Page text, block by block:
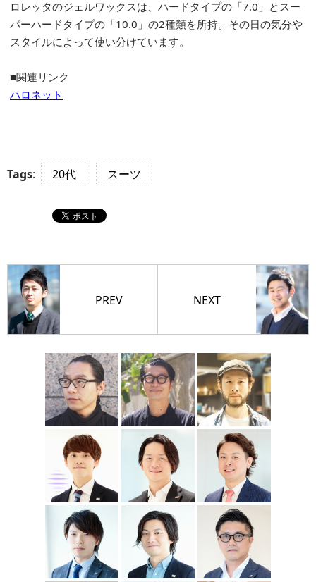
ロレッタのジェルワックスは、ハードタイプの「7.0」とスー
パーハードタイプの「10.0」の2種類を所持。その日の気分や
スタイルによって使い分けています。
■関連リンク
ハロネット
Tags: 20代 スーツ
PREV NEXT